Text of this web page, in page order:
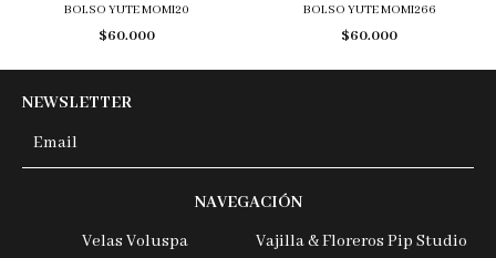
BOLSO YUTE MOMI20
$60.000
BOLSO YUTE MOMI266
$60.000
NEWSLETTER
NAVEGACIÓN
Velas Voluspa
Vajilla & Floreros Pip Studio